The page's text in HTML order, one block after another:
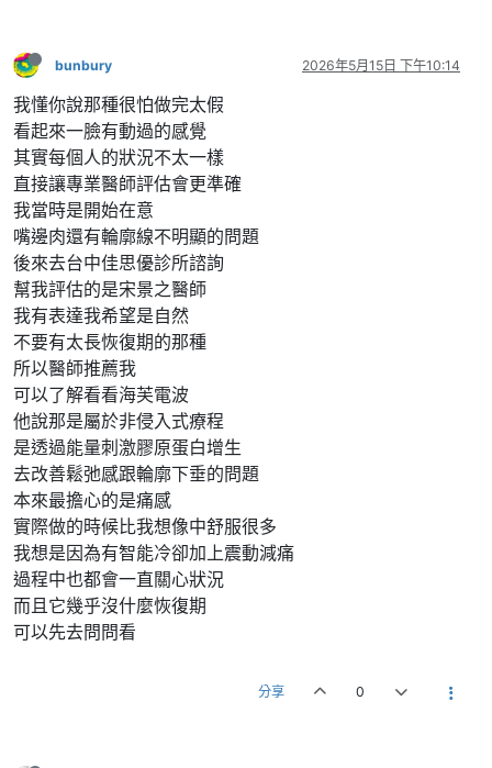
bunbury 2026年5月15日 下午10:14
我懂你說那種很怕做完太假
看起來一臉有動過的感覺
其實每個人的狀況不太一樣
直接讓專業醫師評估會更準確
我當時是開始在意
嘴邊肉還有輪廓線不明顯的問題
後來去台中佳思優診所諮詢
幫我評估的是宋景之醫師
我有表達我希望是自然
不要有太長恢復期的那種
所以醫師推薦我
可以了解看看海芙電波
他說那是屬於非侵入式療程
是透過能量刺激膠原蛋白增生
去改善鬆弛感跟輪廓下垂的問題
本來最擔心的是痛感
實際做的時候比我想像中舒服很多
我想是因為有智能冷卻加上震動減痛
過程中也都會一直關心狀況
而且它幾乎沒什麼恢復期
可以先去問問看
分享 0